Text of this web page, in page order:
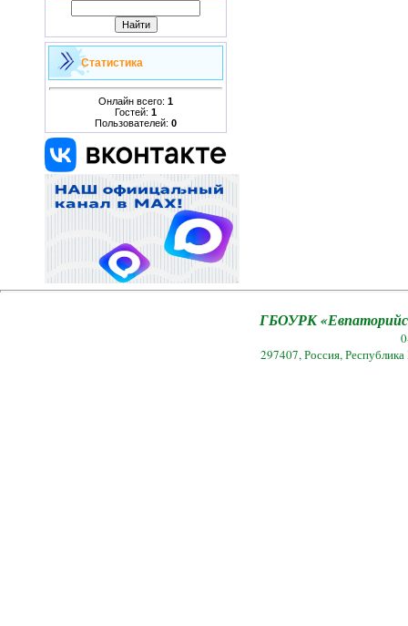
Статистика
Онлайн всего: 1
Гостей: 1
Пользователей: 0
ГБОУРК
297407, Россия,